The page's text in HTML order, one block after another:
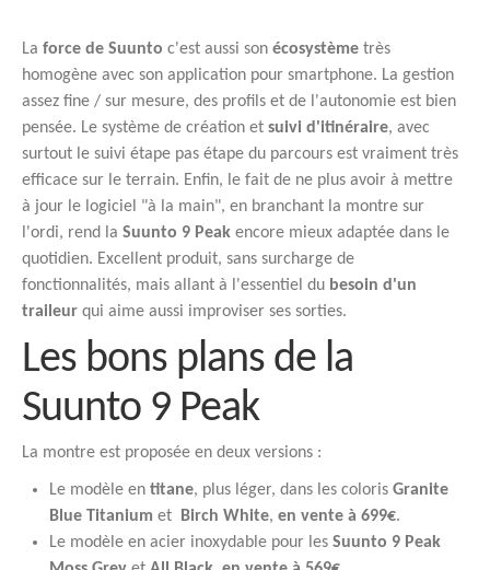
La force de Suunto c'est aussi son écosystème très
homogène avec son application pour smartphone. La gestion
assez fine / sur mesure, des profils et de l'autonomie est bien
pensée. Le système de création et suivi d'itinéraire, avec
surtout le suivi étape pas étape du parcours est vraiment très
efficace sur le terrain. Enfin, le fait de ne plus avoir à mettre
à jour le logiciel "à la main", en branchant la montre sur
l'ordi, rend la Suunto 9 Peak encore mieux adaptée dans le
quotidien. Excellent produit, sans surcharge de
fonctionnalités, mais allant à l'essentiel du besoin d'un
traileur qui aime aussi improviser ses sorties.
Les bons plans de la
Suunto 9 Peak
La montre est proposée en deux versions :
Le modèle en titane, plus léger, dans les coloris Granite
Blue Titanium et Birch White, en vente à 699€.
Le modèle en acier inoxydable pour les Suunto 9 Peak